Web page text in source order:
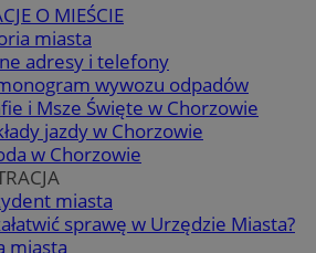
O MIEŚCIE
miasta
adresy i telefony
wywozu odpadów
i Msze Święte w Chorzowie
jazdy w Chorzowie
w Chorzowie
miasta
sprawę w Urzędzie Miasta?
miasta